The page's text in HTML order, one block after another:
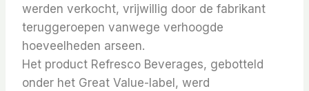
werden verkocht, vrijwillig door de fabrikant
teruggeroepen vanwege verhoogde
hoeveelheden arseen.
Het product Refresco Beverages, gebotteld
onder het Great Value-label, werd